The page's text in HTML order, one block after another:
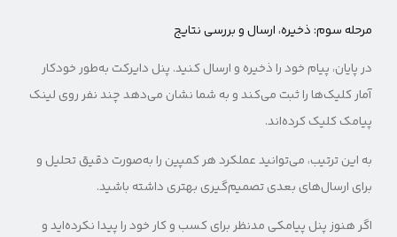
مرحله سوم: ذخیره، ارسال و بررسی نتایج
در پایان، پیام خود را ذخیره و ارسال کنید. پنل دایرکت به‌طور خودکار
آمار کلیک‌ها را ثبت می‌کند و به شما نشان می‌دهد چند نفر روی لینک
پیامک کلیک کرده‌اند.
به این ترتیب، می‌توانید عملکرد هر کمپین را به‌صورت دقیق تحلیل و
برای ارسال‌های بعدی تصمیم‌گیری بهتری داشته باشید.
اگر هنوز پنل پیامکی مدنظر برای کسب و کار خود را پیدا نکرده‌اید و